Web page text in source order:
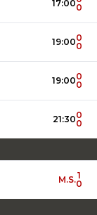
17:000
19:000
0
19:000
0
21:300
0
M.S.1
0